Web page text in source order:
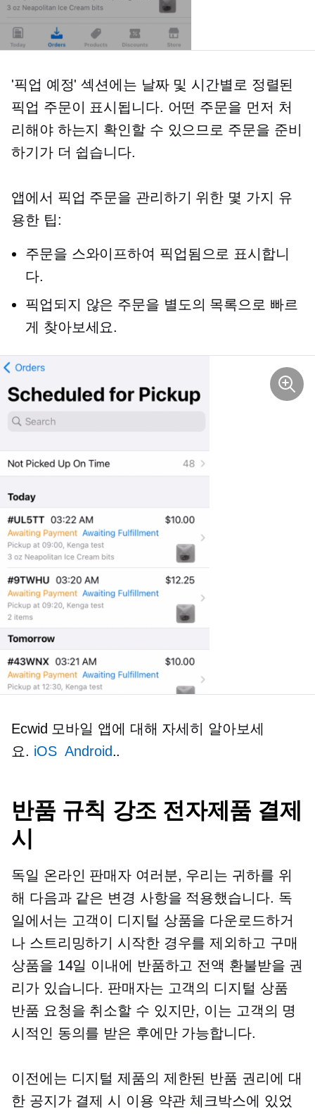
'픽업 예정' 섹션에는 날짜 및 시간별로 정렬된
픽업 주문이 표시됩니다. 어떤 주문을 먼저 처
리해야 하는지 확인할 수 있으므로 주문을 준비
하기가 더 쉽습니다.
앱에서 픽업 주문을 관리하기 위한 몇 가지 유
용한 팁:
주문을 스와이프하여 픽업됨으로 표시합니
다.
픽업되지 않은 주문을 별도의 목록으로 빠르
게 찾아보세요.
Ecwid 모바일 앱에 대해 자세히 알아보세
요. iOS Android..
반품 규칙 강조 전자제품 결제
시
독일 온라인 판매자 여러분, 우리는 귀하를 위
해 다음과 같은 변경 사항을 적용했습니다. 독
일에서는 고객이 디지털 상품을 다운로드하거
나 스트리밍하기 시작한 경우를 제외하고 구매
상품을 14일 이내에 반품하고 전액 환불받을 권
리가 있습니다. 판매자는 고객의 디지털 상품
반품 요청을 취소할 수 있지만, 이는 고객의 명
시적인 동의를 받은 후에만 가능합니다.
이전에는 디지털 제품의 제한된 반품 권리에 대
한 공지가 결제 시 이용 약관 체크박스에 있었